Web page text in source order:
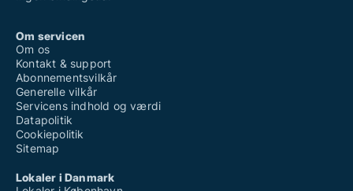
Om servicen
Om os
Kontakt & support
Abonnementsvilkår
Generelle vilkår
Servicens indhold og værdi
Datapolitik
Cookiepolitik
Sitemap
Lokaler i Danmark